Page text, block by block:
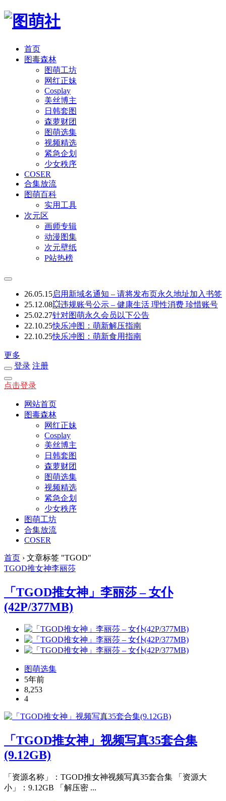
首页
图毒森林
图萌工坊
网红正妹
Cosplay
美丝博主
日韩套图
森萝财团
图萌选集
视频精选
紧急企划
少女秩序
COSER
合集放流
图萌百科
实用工具
次元区
画师专辑
动漫图集
次元壁纸
P站热榜
26.05.15启用新域名通知 – 请将发布页永久地址加入书签
25.12.08💥违规账号公示 – 健康生活 理性消费 珍惜账号
25.02.27针对图萌永久会员以下公告
22.10.25快乐冲图：萌新解压指南
22.10.25快乐冲图：萌新食用指南
更多
登录 注册
点击登录
网站首页
图毒森林
网红正妹
Cosplay
美丝博主
日韩套图
森萝财团
图萌选集
视频精选
紧急企划
少女秩序
图萌工坊
合集放流
COSER
首页 › 文章标签 "TGOD"
TGOD推女神李丽莎
「TGOD推女神」李丽莎 – 女仆
(42P/377MB)
图萌选集
5年前
8,253
4
「TGOD推女神」视频写真35套合集
(9.12GB)
「资源名称」：TGOD推女神视频写真35套合集 「资源大
小」：9.12GB 「解压密 ...